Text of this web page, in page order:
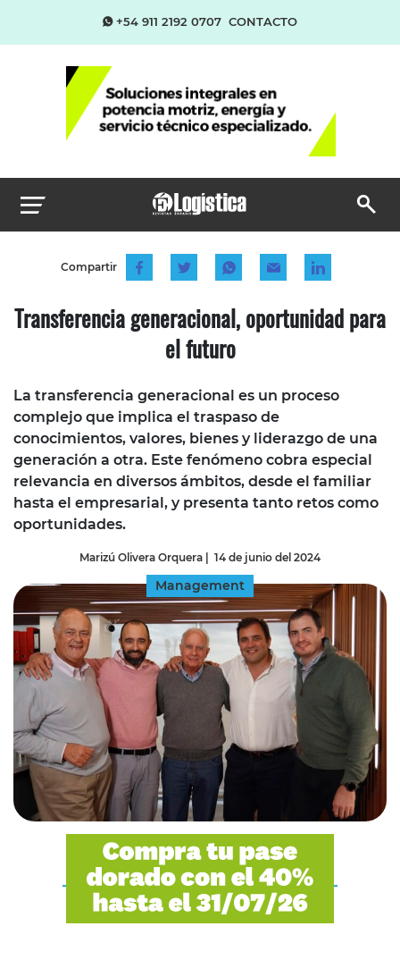
+54 911 2192 0707 CONTACTO
Compartir
Transferencia generacional, oportunidad para
el futuro
La transferencia generacional es un proceso
complejo que implica el traspaso de
conocimientos, valores, bienes y liderazgo de una
generación a otra. Este fenómeno cobra especial
relevancia en diversos ámbitos, desde el familiar
hasta el empresarial, y presenta tanto retos como
oportunidades.
Marizú Olivera Orquera | 14 de junio del 2024
Management